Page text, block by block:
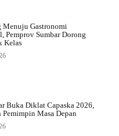
Menuju Gastronomi
Pemprov Sumbar Dorong
Kelas
Buka Diklat Capaska 2026,
Masa Depan